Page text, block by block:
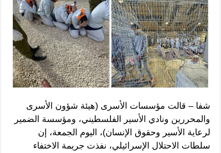
شفا – قالت مؤسسات الأسرى (هيئة شؤون الأسرى
والمحررين ونادي الأسير الفلسطيني، ومؤسسة الضمير
لرعاية الأسير وحقوق الإنسان)، اليوم الجمعة، إن
سلطات الاحتلال الإسرائيلي، نفذت جريمة الاختفاء